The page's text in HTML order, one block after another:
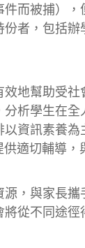
而被捕）
者，包括
幫助受社
析學生在
資訊素養
適切輔導
與家長攜
從不同途